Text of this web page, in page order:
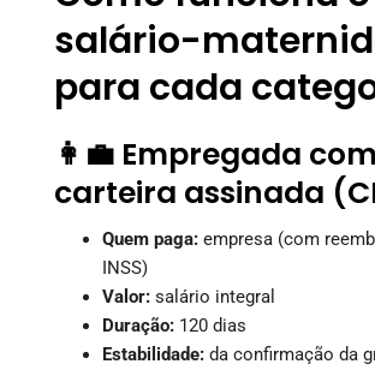
salário-
para cada
👩‍💼 Empregada com
carteira assinada
Quem paga: empresa (com
INSS)
Valor: salário integral
Duração: 120 dias
Estabilidade: da confirmação da